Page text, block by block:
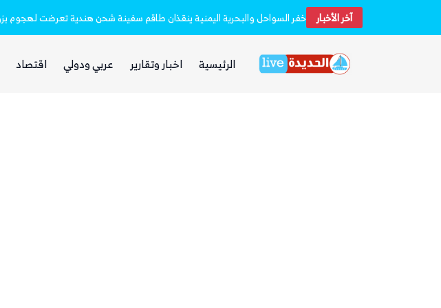
آخر الأخبار الفرصة التي انتظرها الحوثي!
الرئيسية اخبار وتقارير عربي ودولي اقتصاد